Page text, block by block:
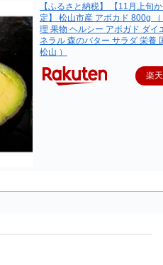
【ふるさと納税】 【11月上旬
定】 松山市産 アボカド 800g
理 果物 ヘルシー アボガド ダイ
ネラル 森のバター サラダ 栄養
松山 ）
楽